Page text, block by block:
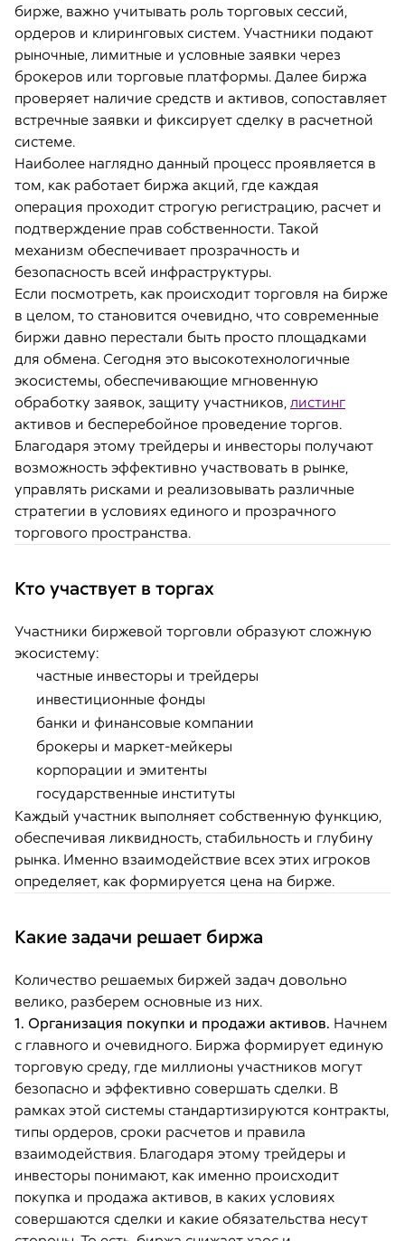
бирже, важно учитывать роль торговых сессий,
ордеров и клиринговых систем. Участники подают
рыночные, лимитные и условные заявки через
брокеров или торговые платформы. Далее биржа
проверяет наличие средств и активов, сопоставляет
встречные заявки и фиксирует сделку в расчетной
системе.
Наиболее наглядно данный процесс проявляется в
том, как работает биржа акций, где каждая
операция проходит строгую регистрацию, расчет и
подтверждение прав собственности. Такой
механизм обеспечивает прозрачность и
безопасность всей инфраструктуры.
Если посмотреть, как происходит торговля на бирже
в целом, то становится очевидно, что современные
биржи давно перестали быть просто площадками
для обмена. Сегодня это высокотехнологичные
экосистемы, обеспечивающие мгновенную
обработку заявок, защиту участников,листинг
активов и бесперебойное проведение торгов.
Благодаря этому трейдеры и инвесторы получают
возможность эффективно участвовать в рынке,
управлять рисками и реализовывать различные
стратегии в условиях единого и прозрачного
торгового пространства.
Кто участвует в торгах
Участники биржевой торговли образуют сложную
экосистему:
частные инвесторы и трейдеры
инвестиционные фонды
банки и финансовые компании
брокеры и маркет-мейкеры
корпорации и эмитенты
государственные институты
Каждый участник выполняет собственную функцию,
обеспечивая ликвидность, стабильность и глубину
рынка. Именно взаимодействие всех этих игроков
определяет, как формируется цена на бирже.
Какие задачи решает биржа
Количество решаемых биржей задач довольно
велико, разберем основные из них.
1. Организация покупки и продажи активов. Начнем
с главного и очевидного. Биржа формирует единую
торговую среду, где миллионы участников могут
безопасно и эффективно совершать сделки. В
рамках этой системы стандартизируются контракты,
типы ордеров, сроки расчетов и правила
взаимодействия. Благодаря этому трейдеры и
инвесторы понимают, как именно происходит
покупка и продажа активов, в каких условиях
совершаются сделки и какие обязательства несут